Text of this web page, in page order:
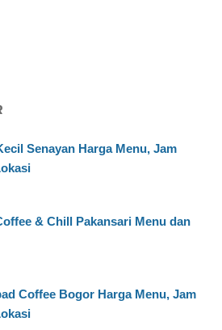
Senayan Harga Menu, Jam
& Chill Pakansari Menu dan
Coffee Bogor Harga Menu, Jam